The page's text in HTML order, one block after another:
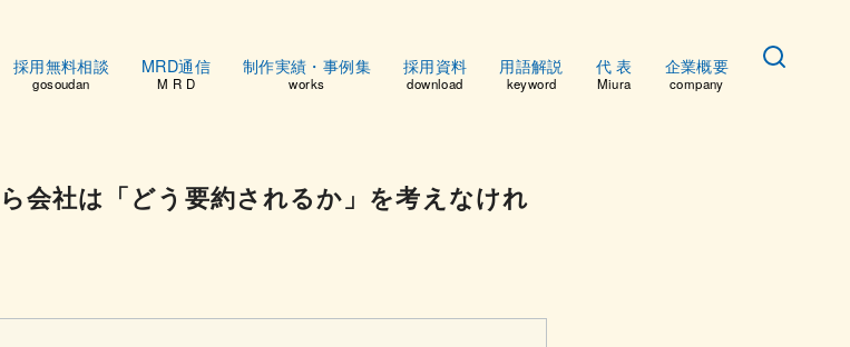
採用無料相談
gosoudan
MRD通信
M R D
制作実績・事例集
works
採用資料
download
用語解説
keyword
代 表
Miura
企業概要
company
会社は「どう要約されるか」を考えなけれ